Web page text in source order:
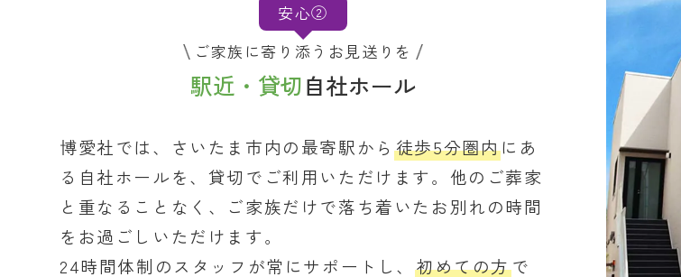
安心②
ご家族に寄り添うお見送りを
駅近・貸切自社ホール
博愛社では、さいたま市内の最寄駅から 徒歩5分圏内にあ
る自社ホールを、貸切でご利用いただけます。他のご葬家
と重なることなく、ご家族だけで落ち着いたお別れの時間
をお過ごしいただけます。
24時間体制のスタッフが常にサポートし、 初めての方で